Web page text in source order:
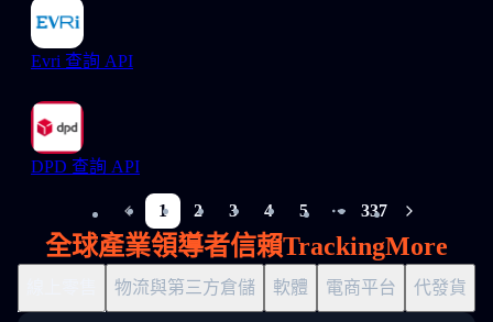
Evri 查詢 API
DPD 查詢 API
1 2 3 4 5
More pages
337
全球產業領導者信賴TrackingMore
物流與第三方倉儲 軟體 電商平台 代發貨